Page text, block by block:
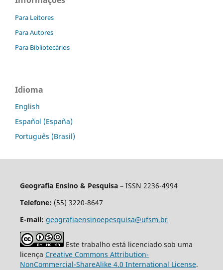
Para Leitores
Para Autores
Para Bibliotecários
Idioma
English
Español (España)
Português (Brasil)
Geografia Ensino & Pesquisa – ISSN 2236-4994
Telefone: (55) 3220-8647
E-mail: geografiaensinoepesquisa@ufsm.br
Este trabalho está licenciado sob uma
licença Creative Commons Attribution-
NonCommercial-ShareAlike 4.0 International License.